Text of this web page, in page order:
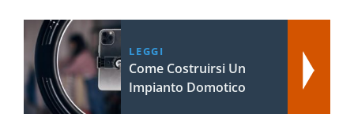
LEGGI
Come Costruirsi Un
Impianto Domotico